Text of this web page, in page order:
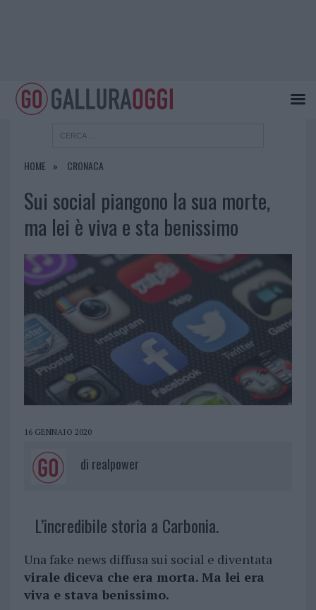
HOME CRONACA
Sui social piangono la sua morte,
ma lei è viva e sta benissimo
16 GENNAIO 2020
di realpower
L’incredibile storia a Carbonia.
Una fake news diffusa sui social e diventata
virale diceva che era morta. Ma lei era
viva e stava benissimo.